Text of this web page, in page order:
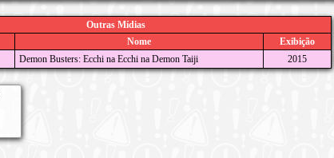
Outras Mídias
Nome
Exibição
Demon Busters: Ecchi na Ecchi na Demon Taiji 2015